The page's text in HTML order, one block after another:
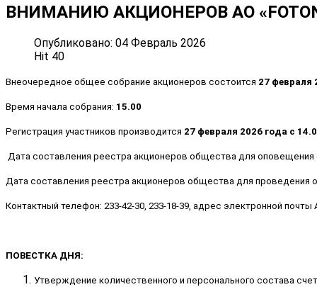
ВНИМАНИЮ АКЦИОНЕРОВ АО
Опубликовано: 04 Февраль 2026
Hit 40
Внеочередное общее собрание акционеров состоится 27 февраля
Время начала собрания: 15.00
Регистрация участников производится 27 февраля 2026 года с
Дата составления реестра акционеров общества для
Дата составления реестра акционеров общества для проведения
Контактный телефон: 233-42-30, 233-18-39, адрес электронной почты
ПОВЕСТКА ДНЯ:
Утверждение количественного и персонального состава